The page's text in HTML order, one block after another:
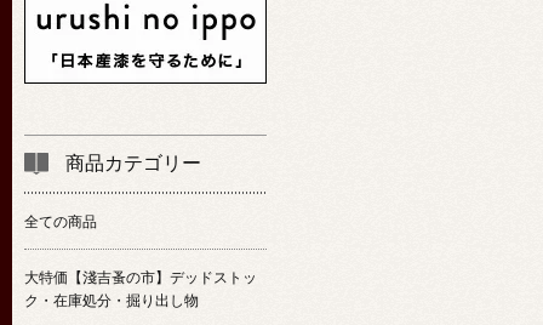
商品カテゴリー
全ての商品
大特価【淺吉蚤の市】デッドストッ
ク・在庫処分・掘り出し物